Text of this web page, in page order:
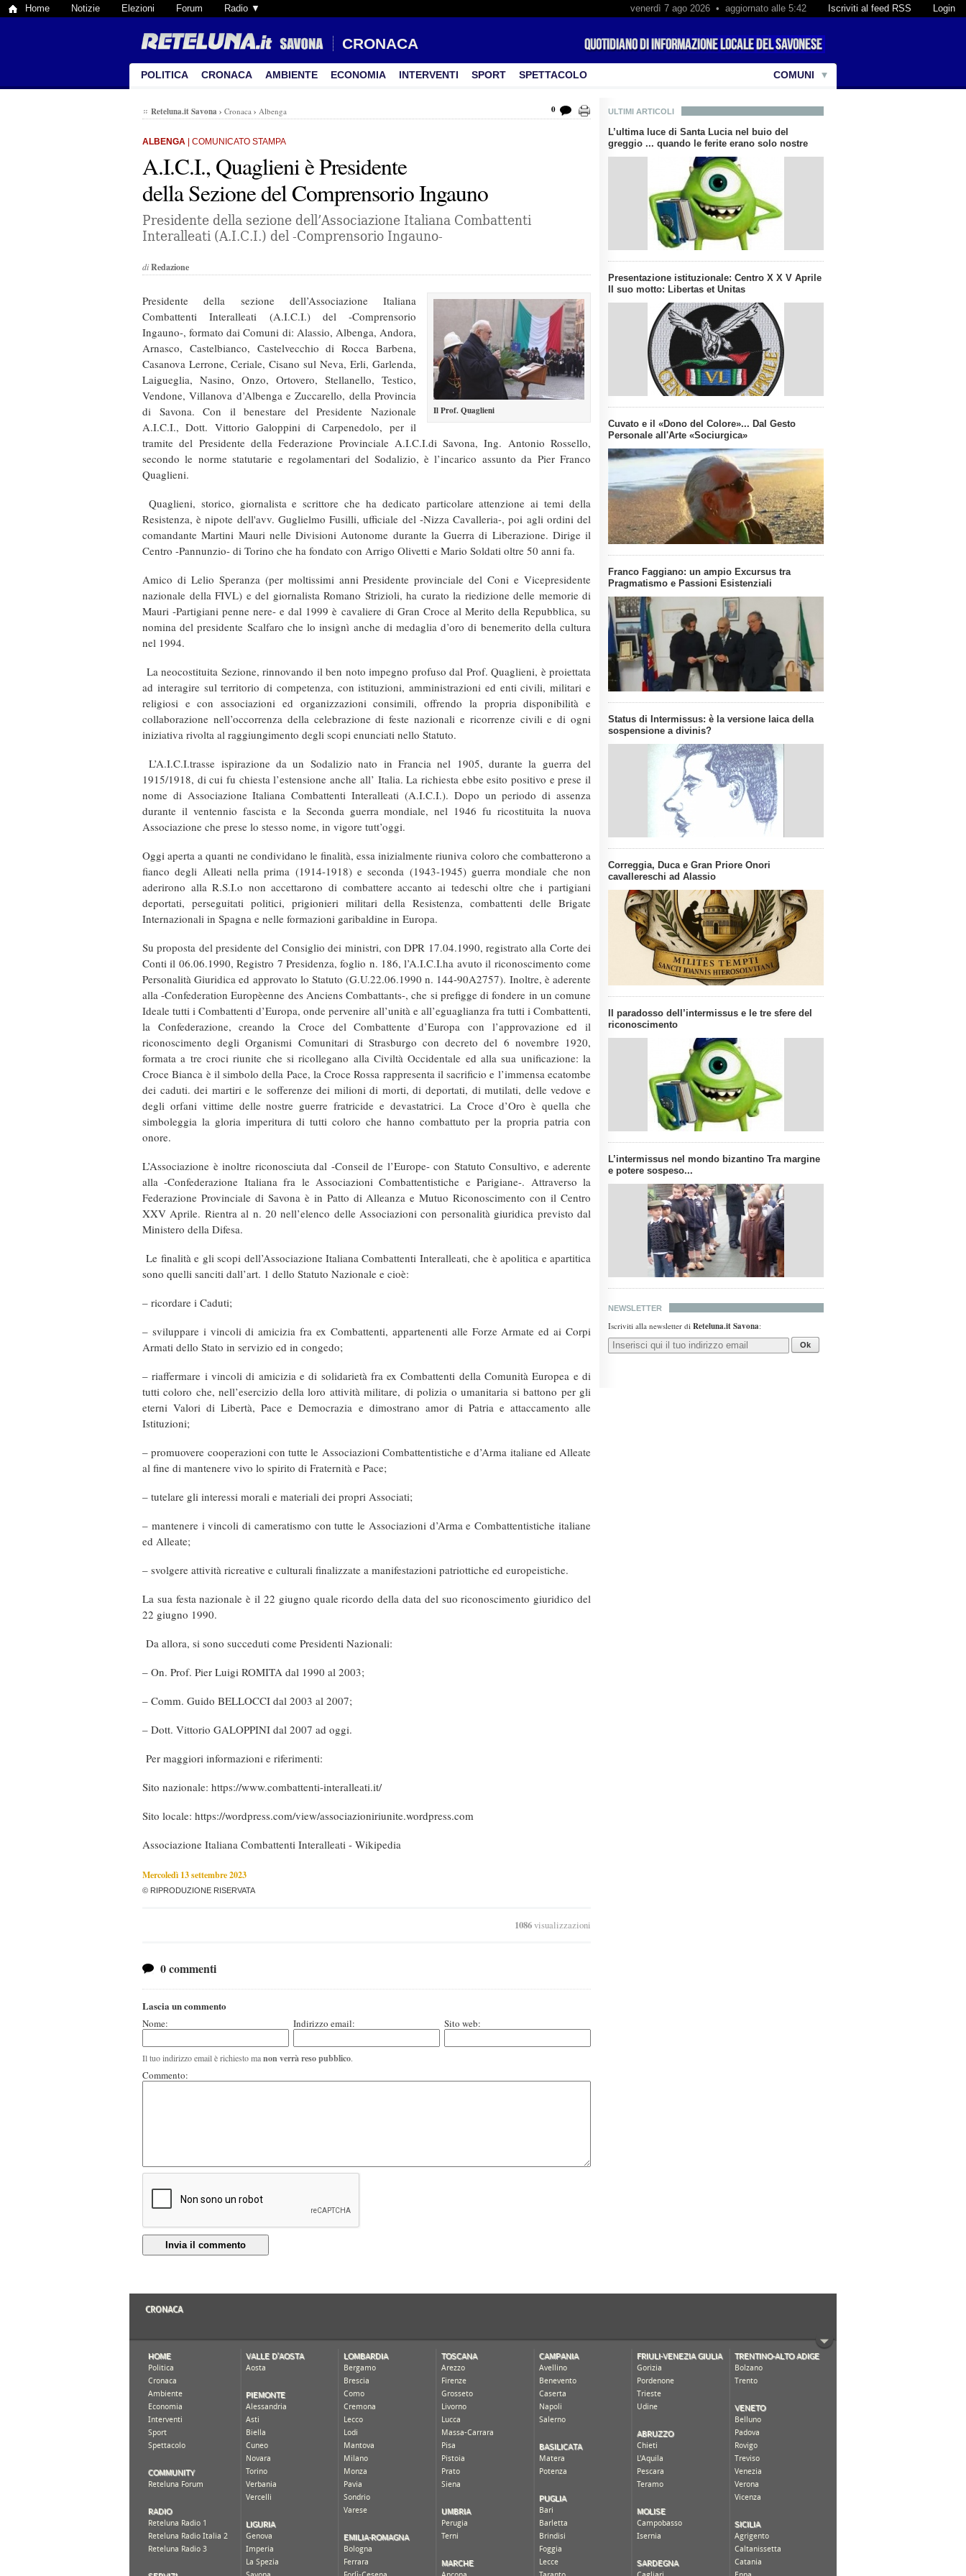
Home Notizie Elezioni Forum Radio ▼ Login
Iscriviti al feed RSS
venerdì 7 ago 2026 • aggiornato alle 5:42
CRONACA
POLITICA CRONACA AMBIENTE ECONOMIA INTERVENTI SPORT SPETTACOLO COMUNI
ULTIMI ARTICOLI
L’ultima luce di Santa Lucia nel buio del
greggio ... quando le ferite erano solo nostre
Presentazione istituzionale: Centro X X V Aprile
Il suo motto: Libertas et Unitas
Cuvato e il «Dono del Colore»... Dal Gesto
Personale all'Arte «Sociurgica»
Franco Faggiano: un ampio Excursus tra
Pragmatismo e Passioni Esistenziali
Status di Intermissus: è la versione laica della
sospensione a divinis?
Correggia, Duca e Gran Priore Onori
cavallereschi ad Alassio
Il paradosso dell’intermissus e le tre sfere del
riconoscimento
L’intermissus nel mondo bizantino Tra margine
e potere sospeso...
NEWSLETTER
Iscriviti alla newsletter di Reteluna.it Savona:
Ok
Reteluna.it Savona › Cronaca › Albenga 0
ALBENGA | COMUNICATO STAMPA
A.I.C.I., Quaglieni è Presidente
della Sezione del Comprensorio Ingauno
Presidente della sezione dell’Associazione Italiana Combattenti
Interalleati (A.I.C.I.) del -Comprensorio Ingauno-
diRedazione
Il Prof. Quaglieni
Presidente della sezione dell’Associazione Italiana
Combattenti Interalleati (A.I.C.I.) del -Comprensorio
Ingauno-, formato dai Comuni di: Alassio, Albenga, Andora,
Arnasco, Castelbianco, Castelvecchio di Rocca Barbena,
Casanova Lerrone, Ceriale, Cisano sul Neva, Erli, Garlenda,
Laigueglia, Nasino, Onzo, Ortovero, Stellanello, Testico,
Vendone, Villanova d’Albenga e Zuccarello, della Provincia
di Savona. Con il benestare del Presidente Nazionale
A.I.C.I., Dott. Vittorio Galoppini di Carpenedolo, per il
tramite del Presidente della Federazione Provinciale A.I.C.I.di Savona, Ing. Antonio Rossello,
secondo le norme statutarie e regolamentari del Sodalizio, è l’incarico assunto da Pier Franco
Quaglieni.
Quaglieni, storico, giornalista e scrittore che ha dedicato particolare attenzione ai temi della
Resistenza, è nipote dell'avv. Guglielmo Fusilli, ufficiale del -Nizza Cavalleria-, poi agli ordini del
comandante Martini Mauri nelle Divisioni Autonome durante la Guerra di Liberazione. Dirige il
Centro -Pannunzio- di Torino che ha fondato con Arrigo Olivetti e Mario Soldati oltre 50 anni fa.
Amico di Lelio Speranza (per moltissimi anni Presidente provinciale del Coni e Vicepresidente
nazionale della FIVL) e del giornalista Romano Strizioli, ha curato la riedizione delle memorie di
Mauri -Partigiani penne nere- e dal 1999 è cavaliere di Gran Croce al Merito della Repubblica, su
nomina del presidente Scalfaro che lo insignì anche di medaglia d’oro di benemerito della cultura
nel 1994.
La neocostituita Sezione, rinnovando il ben noto impegno profuso dal Prof. Quaglieni, è proiettata
ad interagire sul territorio di competenza, con istituzioni, amministrazioni ed enti civili, militari e
religiosi e con associazioni ed organizzazioni consimili, offrendo la propria disponibilità e
collaborazione nell’occorrenza della celebrazione di feste nazionali e ricorrenze civili e di ogni
iniziativa rivolta al raggiungimento degli scopi enunciati nello Statuto.
L’A.I.C.I.trasse ispirazione da un Sodalizio nato in Francia nel 1905, durante la guerra del
1915/1918, di cui fu chiesta l’estensione anche all’ Italia. La richiesta ebbe esito positivo e prese il
nome di Associazione Italiana Combattenti Interalleati (A.I.C.I.). Dopo un periodo di assenza
durante il ventennio fascista e la Seconda guerra mondiale, nel 1946 fu ricostituita la nuova
Associazione che prese lo stesso nome, in vigore tutt’oggi.
Oggi aperta a quanti ne condividano le finalità, essa inizialmente riuniva coloro che combatterono a
fianco degli Alleati nella prima (1914-1918) e seconda (1943-1945) guerra mondiale che non
aderirono alla R.S.I.o non accettarono di combattere accanto ai tedeschi oltre che i partigiani
deportati, perseguitati politici, prigionieri militari della Resistenza, combattenti delle Brigate
Internazionali in Spagna e nelle formazioni garibaldine in Europa.
Su proposta del presidente del Consiglio dei ministri, con DPR 17.04.1990, registrato alla Corte dei
Conti il 06.06.1990, Registro 7 Presidenza, foglio n. 186, l’A.I.C.I.ha avuto il riconoscimento come
Personalità Giuridica ed approvato lo Statuto (G.U.22.06.1990 n. 144-90A2757). Inoltre, è aderente
alla -Confederation Europèenne des Anciens Combattants-, che si prefigge di fondere in un comune
Ideale tutti i Combattenti d’Europa, onde pervenire all’unità e all’eguaglianza fra tutti i Combattenti,
la Confederazione, creando la Croce del Combattente d’Europa con l’approvazione ed il
riconoscimento degli Organismi Comunitari di Strasburgo con decreto del 6 novembre 1920,
formata a tre croci riunite che si ricollegano alla Civiltà Occidentale ed alla sua unificazione: la
Croce Bianca è il simbolo della Pace, la Croce Rossa rappresenta il sacrificio e l’immensa ecatombe
dei caduti. dei martiri e le sofferenze dei milioni di morti, di deportati, di mutilati, delle vedove e
degli orfani vittime delle nostre guerre fratricide e devastatrici. La Croce d’Oro è quella che
simboleggia la gloria imperitura di tutti coloro che hanno combattuto per la propria patria con
onore.
L’Associazione è inoltre riconosciuta dal -Conseil de l’Europe- con Statuto Consultivo, e aderente
alla -Confederazione Italiana fra le Associazioni Combattentistiche e Parigiane-. Attraverso la
Federazione Provinciale di Savona è in Patto di Alleanza e Mutuo Riconoscimento con il Centro
XXV Aprile. Rientra al n. 20 nell’elenco delle Associazioni con personalità giuridica previsto dal
Ministero della Difesa.
Le finalità e gli scopi dell’Associazione Italiana Combattenti Interalleati, che è apolitica e apartitica
sono quelli sanciti dall’art. 1 dello Statuto Nazionale e cioè:
– ricordare i Caduti;
– sviluppare i vincoli di amicizia fra ex Combattenti, appartenenti alle Forze Armate ed ai Corpi
Armati dello Stato in servizio ed in congedo;
– riaffermare i vincoli di amicizia e di solidarietà fra ex Combattenti della Comunità Europea e di
tutti coloro che, nell’esercizio della loro attività militare, di polizia o umanitaria si battono per gli
eterni Valori di Libertà, Pace e Democrazia e dimostrano amor di Patria e attaccamento alle
Istituzioni;
– promuovere cooperazioni con tutte le Associazioni Combattentistiche e d’Arma italiane ed Alleate
al fine di mantenere vivo lo spirito di Fraternità e Pace;
– tutelare gli interessi morali e materiali dei propri Associati;
– mantenere i vincoli di cameratismo con tutte le Associazioni d’Arma e Combattentistiche italiane
ed Alleate;
– svolgere attività ricreative e culturali finalizzate a manifestazioni patriottiche ed europeistiche.
La sua festa nazionale è il 22 giugno quale ricordo della data del suo riconoscimento giuridico del
22 giugno 1990.
Da allora, si sono succeduti come Presidenti Nazionali:
– On. Prof. Pier Luigi ROMITA dal 1990 al 2003;
– Comm. Guido BELLOCCI dal 2003 al 2007;
– Dott. Vittorio GALOPPINI dal 2007 ad oggi.
Per maggiori informazioni e riferimenti:
Sito nazionale: https://www.combattenti-interalleati.it/
Sito locale: https://wordpress.com/view/associazioniriunite.wordpress.com
Associazione Italiana Combattenti Interalleati - Wikipedia
Mercoledì 13 settembre 2023
© RIPRODUZIONE RISERVATA
1086visualizzazioni
0 commenti
Lascia un commento
Nome: Indirizzo email: Sito web:
Il tuo indirizzo email è richiesto manon verrà reso pubblico.
Commento:
Invia il commento